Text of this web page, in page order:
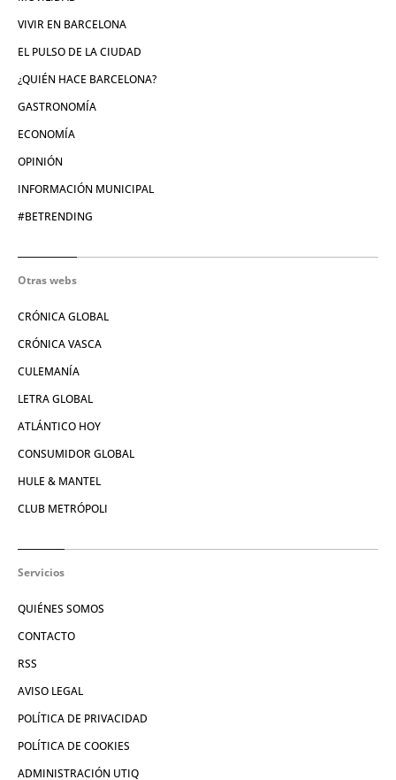
VIVIR EN BARCELONA
EL PULSO DE LA CIUDAD
¿QUIÉN HACE BARCELONA?
GASTRONOMÍA
ECONOMÍA
OPINIÓN
INFORMACIÓN MUNICIPAL
#BETRENDING
Otras webs
CRÓNICA GLOBAL
CRÓNICA VASCA
CULEMANÍA
LETRA GLOBAL
ATLÁNTICO HOY
CONSUMIDOR GLOBAL
HULE & MANTEL
CLUB METRÓPOLI
Servicios
QUIÉNES SOMOS
CONTACTO
RSS
AVISO LEGAL
POLÍTICA DE PRIVACIDAD
POLÍTICA DE COOKIES
ADMINISTRACIÓN UTIQ